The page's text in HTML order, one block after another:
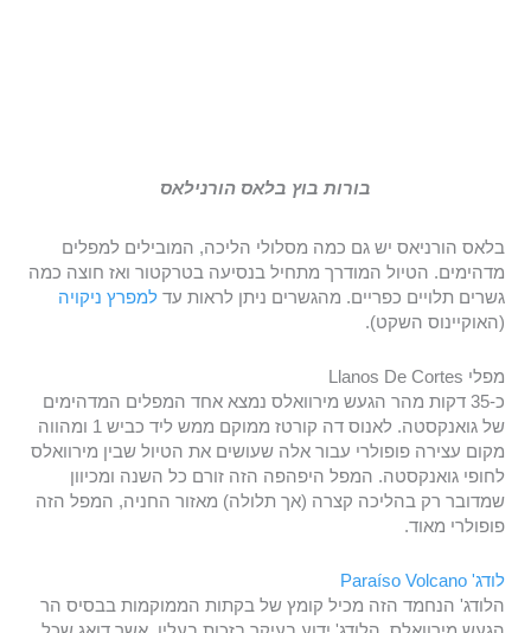
בורות בוץ בלאס הורנילאס
בלאס הורניאס יש גם כמה מסלולי הליכה, המובילים למפלים
מדהימים. הטיול המודרך מתחיל בנסיעה בטרקטור ואז חוצה כמה
גשרים תלויים כפריים. מהגשרים ניתן לראות עדלמפרץ ניקויה
(האוקיינוס ​​השקט).
מפלי Llanos De Cortes
כ-35 דקות מהר הגעש מירוואלס נמצא אחד המפלים המדהימים
של גואנקסטה. לאנוס דה קורטז ממוקם ממש ליד כביש 1 ומהווה
מקום עצירה פופולרי עבור אלה שעושים את הטיול שבין מירוואלס
לחופי גואנקסטה. המפל היפהפה הזה זורם כל השנה ומכיוון
שמדובר רק בהליכה קצרה (אך תלולה) מאזור החניה, המפל הזה
פופולרי מאוד.
לודג' Paraíso Volcano
הלודג' הנחמד הזה מכיל קומץ של בקתות הממוקמות בבסיס הר